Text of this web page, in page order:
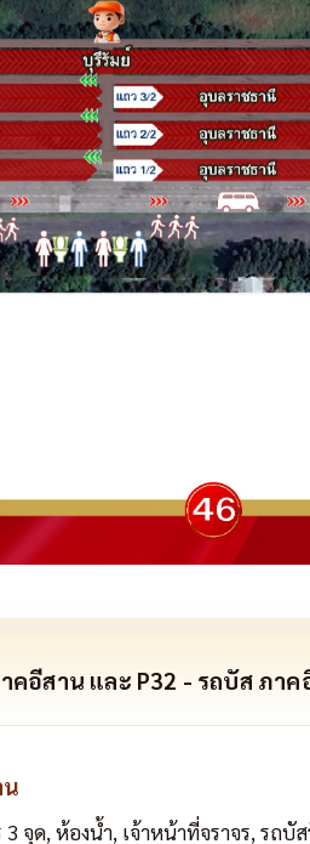
คอีสาน และ P32 - รถบัส ภาค
น
จุด, ห้องน้ำ, เจ้าหน้าที่จราจร, รถบั